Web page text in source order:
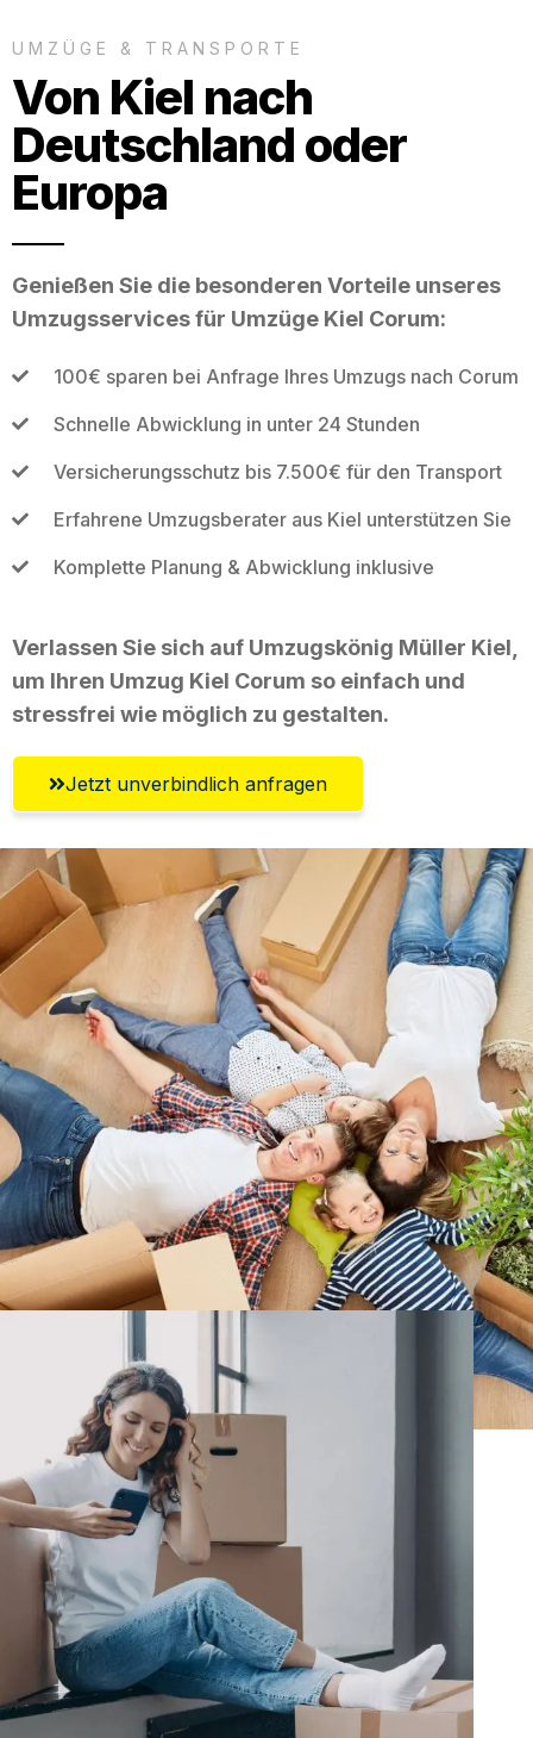
UMZÜGE & TRANSPORTE
Von Kiel nach
Deutschland oder
Europa
Genießen Sie die besonderen Vorteile unseres
Umzugsservices für Umzüge Kiel Corum:
100€ sparen bei Anfrage Ihres Umzugs nach Corum
Schnelle Abwicklung in unter 24 Stunden
Versicherungsschutz bis 7.500€ für den Transport
Erfahrene Umzugsberater aus Kiel unterstützen Sie
Komplette Planung & Abwicklung inklusive
Verlassen Sie sich auf Umzugskönig Müller Kiel,
um Ihren Umzug Kiel Corum so einfach und
stressfrei wie möglich zu gestalten.
Jetzt unverbindlich anfragen